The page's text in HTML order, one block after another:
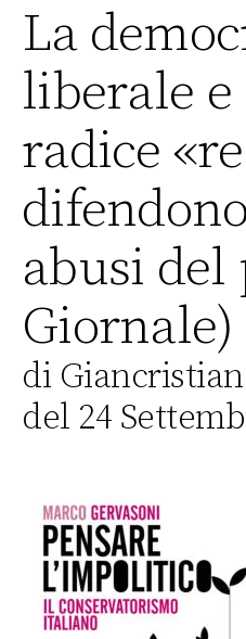
La
liberale e
radice
abusi del
Giornale)
di
del 24